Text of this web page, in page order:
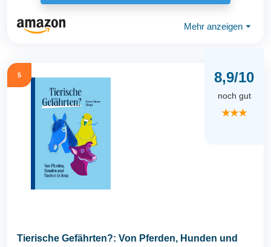
Mehr anzeigen ⏷
5 8,9/10
noch gut
★★★
Tierische Gefährten?: Von Pferden, Hunden und